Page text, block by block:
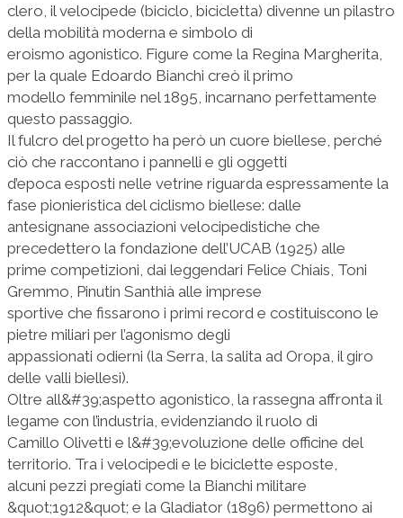
clero, il velocipede (biciclo, bicicletta) divenne un pilastro
della mobilità moderna e simbolo di
eroismo agonistico. Figure come la Regina Margherita,
per la quale Edoardo Bianchi creò il primo
modello femminile nel 1895, incarnano perfettamente
questo passaggio.
Il fulcro del progetto ha però un cuore biellese, perché
ciò che raccontano i pannelli e gli oggetti
d’epoca esposti nelle vetrine riguarda espressamente la
fase pionieristica del ciclismo biellese: dalle
antesignane associazioni velocipedistiche che
precedettero la fondazione dell’UCAB (1925) alle
prime competizioni, dai leggendari Felice Chiais, Toni
Gremmo, Pinutin Santhià alle imprese
sportive che fissarono i primi record e costituiscono le
pietre miliari per l’agonismo degli
appassionati odierni (la Serra, la salita ad Oropa, il giro
delle valli biellesi).
Oltre all&#39;aspetto agonistico, la rassegna affronta il
legame con l’industria, evidenziando il ruolo di
Camillo Olivetti e l&#39;evoluzione delle officine del
territorio. Tra i velocipedi e le biciclette esposte,
alcuni pezzi pregiati come la Bianchi militare
&quot;1912&quot; e la Gladiator (1896) permettono ai